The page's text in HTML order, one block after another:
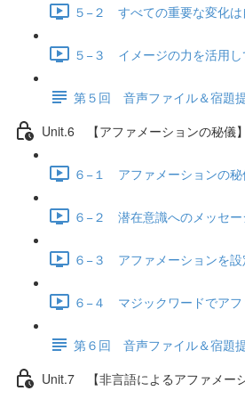
５−２ すべての重要な変化
５−３ イメージの力を活用
第５回 音声ファイル＆宿題
Unit.6 【アファメーションの秘儀】
６−１ アファメーションの
６−２ 潜在意識へのメッセ
６−３ アファメーションを
６−４ マジックワードでア
第６回 音声ファイル＆宿題
Unit.7 【非言語によるアファメーシ